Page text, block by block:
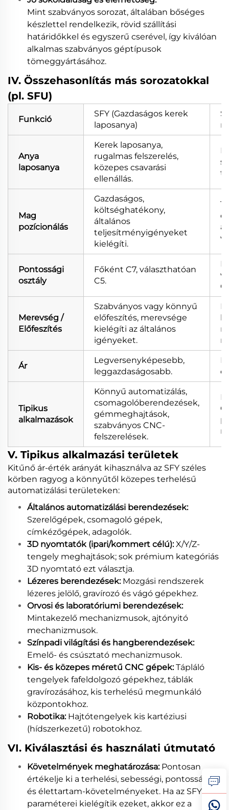
Mint szabványos sorozat, általában bőséges
készlettel rendelkezik, rövid szállítási
határidőkkel és egyszerű cserével, így kiválóan
alkalmas szabványos géptípusok
tömeggyártásához.
IV. Összehasonlítás más sorozatokkal
(pl. SFU)
Funkció
SFY (Gazdaságos kerek
laposanya)
Anya
laposanya
Kerek laposanya,
rugalmas felszerelés,
közepes csavarási
ellenállás.
Mag
pozícionálás
Gazdaságos,
költséghatékony,
általános
teljesítményigényeket
kielégíti.
Pontossági
osztály
Főként C7, választhatóan
C5.
Merevség /
Előfeszítés
Szabványos vagy könnyű
előfeszítés, merevsége
kielégíti az általános
igényeket.
Ár
Legversenyképesebb,
leggazdaságosabb.
Tipikus
alkalmazások
Könnyű automatizálás,
csomagolóberendezések,
gémmeghajtások,
szabványos CNC-
felszerelések.
V. Tipikus alkalmazási területek
Kitűnő ár-érték arányát kihasználva az SFY széles
körben ragyog a könnyűtől közepes terhelésű
automatizálási területeken:
Általános automatizálási berendezések:
Szerelőgépek, csomagoló gépek,
címkézőgépek, adagolók.
3D nyomtatók (ipari/kommert célú):X/Y/Z-
tengely meghajtások; sok prémium kategóriás
3D nyomtató ezt választja.
Lézeres berendezések: Mozgási rendszerek
lézeres jelölő, gravírozó és vágó gépekhez.
Orvosi és laboratóriumi berendezések:
Mintakezelő mechanizmusok, ajtónyitó
mechanizmusok.
Színpadi világítási és hangberendezések:
Emelő- és csúsztató mechanizmusok.
Kis- és közepes méretű CNC gépek:Tápláló
tengelyek fafeldolgozó gépekhez, táblák
gravírozásához, kis terhelésű megmunkáló
központokhoz.
Robotika: Hajtótengelyek kis kartéziusi
(hídszerkezetű) robotokhoz.
VI. Kiválasztási és használati útmutató
Követelmények meghatározása: Pontosan
értékelje ki a terhelési, sebességi, pontossági
és élettartam-követelményeket. Ha az SFY
paraméterei kielégítik ezeket, akkor ez a